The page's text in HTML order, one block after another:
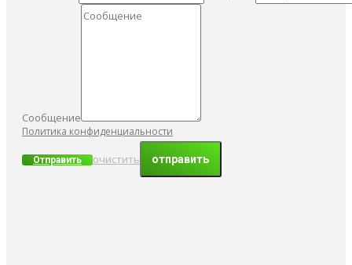
Сообщение
Политика конфиденциальности
Отправить очистить